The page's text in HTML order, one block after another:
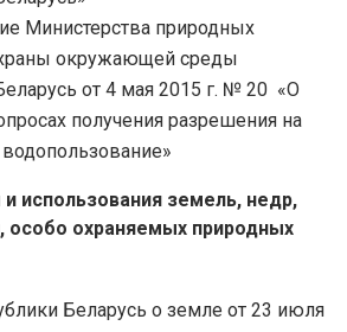
Министерства природных
окружающей среды
от 4 мая 2015 г. № 20 «О
получения разрешения на
использования земель, недр,
особо охраняемых природных
Беларусь о земле от 23 июля